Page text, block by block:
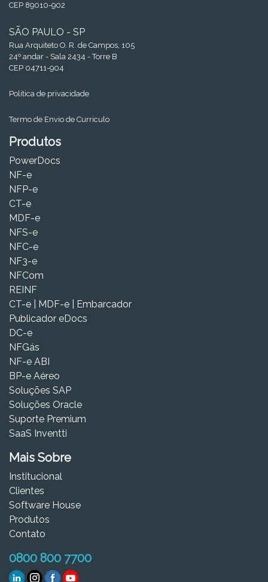
CEP 89010-902
SÃO PAULO - SP
Rua Arquiteto O. R. de Campos, 105
24º andar - Sala 2434 - Torre B
CEP 04711-904
Política de privacidade
Termo de Envio de Curriculo
Produtos
PowerDocs
NF-e
NFP-e
CT-e
MDF-e
NFS-e
NFC-e
NF3-e
NFCom
REINF
CT-e | MDF-e | Embarcador
Publicador eDocs
DC-e
NFGás
NF-e ABI
BP-e Aéreo
Soluções SAP
Soluções Oracle
Suporte Premium
SaaS Inventti
Mais Sobre
Institucional
Clientes
Software House
Produtos
Contato
0800 800 7700